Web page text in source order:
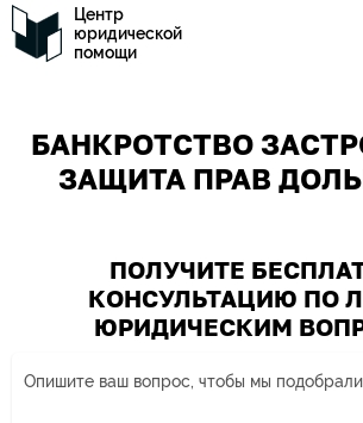
Центр
юридической
помощи
БАНКРОТСТВО
ЗАЩИТА ПРАВ
ПОЛУЧИТЕ
КОНСУЛЬТАЦИЮ ПО
ЮРИДИЧЕСКИМ